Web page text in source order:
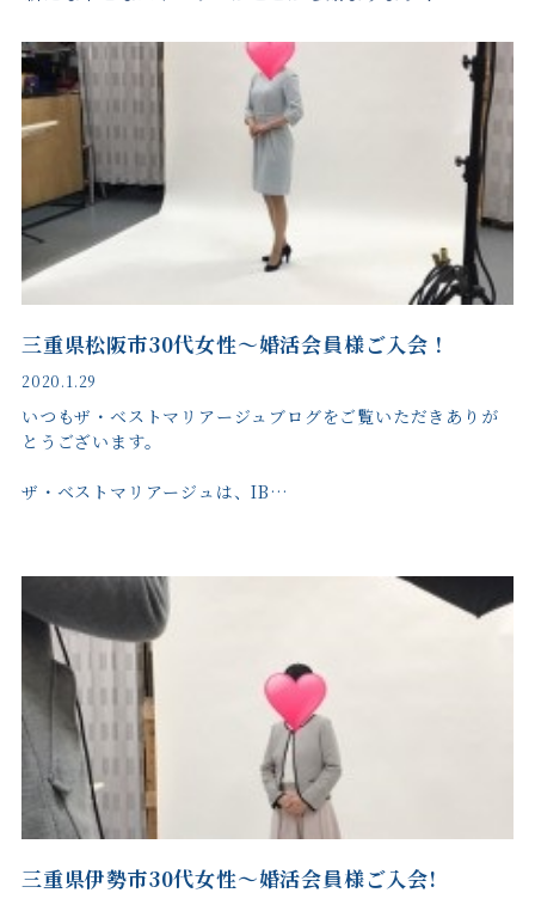
三重県松阪市30代女性〜婚活会員様ご入会！
2020.1.29
いつもザ・ベストマリアージュブログをご覧いただきありが
とうございます。
ザ・ベストマリアージュは、IB…
三重県伊勢市30代女性〜婚活会員様ご入会!